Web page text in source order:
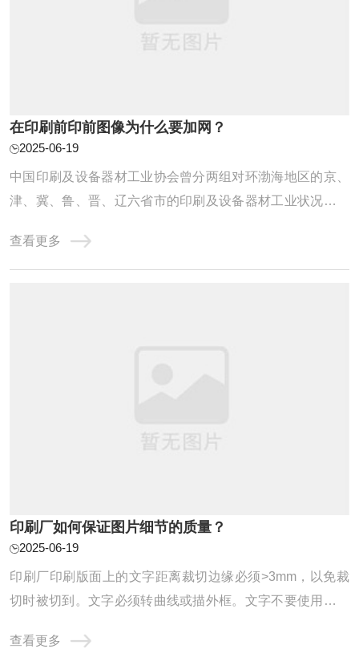
在印刷前印前图像为什么要加网？
2025-06-19
中国印刷及设备器材工业协会曾分两组对环渤海地区的京、
津、冀、鲁、晋、辽六省市的印刷及设备器材工业状况进行
势，然而不可否认，目前环渤海区还是三大区域印刷基地中
最为弱小的。其主要存在的问题有：一、开放进程落后。由
查看更多
印刷厂如何保证图片细节的质量？
2025-06-19
印刷厂印刷版面上的文字距离裁切边缘必须>3mm，以免裁
切时被切到。文字必须转曲线或描外框。文字不要使用系统
查看更多